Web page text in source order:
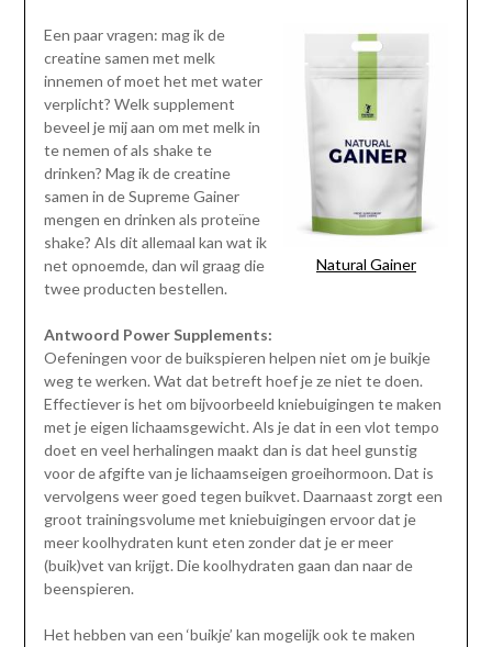
Natural Gainer
Een paar vragen: mag ik de
creatine samen met melk
innemen of moet het met water
verplicht? Welk supplement
beveel je mij aan om met melk in
te nemen of als shake te
drinken? Mag ik de creatine
samen in de Supreme Gainer
mengen en drinken als proteïne
shake? Als dit allemaal kan wat ik
net opnoemde, dan wil graag die
twee producten bestellen.
Antwoord Power Supplements:
Oefeningen voor de buikspieren helpen niet om je buikje
weg te werken. Wat dat betreft hoef je ze niet te doen.
Effectiever is het om bijvoorbeeld kniebuigingen te maken
met je eigen lichaamsgewicht. Als je dat in een vlot tempo
doet en veel herhalingen maakt dan is dat heel gunstig
voor de afgifte van je lichaamseigen groeihormoon. Dat is
vervolgens weer goed tegen buikvet. Daarnaast zorgt een
groot trainingsvolume met kniebuigingen ervoor dat je
meer koolhydraten kunt eten zonder dat je er meer
(buik)vet van krijgt. Die koolhydraten gaan dan naar de
beenspieren.
Het hebben van een ‘buikje’ kan mogelijk ook te maken